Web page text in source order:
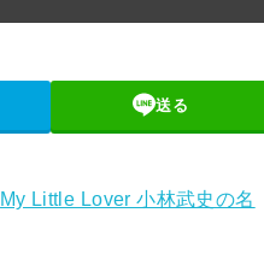
送る
My Little Lover 小林武史の名